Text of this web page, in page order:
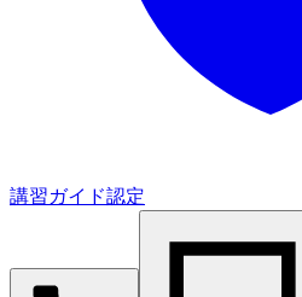
講習ガイド認定